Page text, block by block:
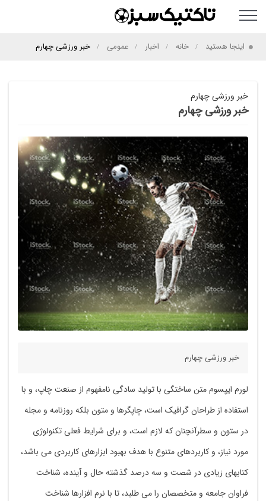
اینجا هستید خانه اخبار عمومی خبر ورزشی چهارم
خبر ورزشی چهارم
خبر ورزشی چهارم
خبر ورزشی چهارم
لورم ایپسوم متن ساختگی با تولید سادگی نامفهوم از صنعت چاپ، و با
استفاده از طراحان گرافیک است، چاپگرها و متون بلکه روزنامه و مجله
در ستون و سطرآنچنان که لازم است، و برای شرایط فعلی تکنولوژی
مورد نیاز، و کاربردهای متنوع با هدف بهبود ابزارهای کاربردی می باشد،
کتابهای زیادی در شصت و سه درصد گذشته حال و آینده، شناخت
فراوان جامعه و متخصصان را می طلبد، تا با نرم افزارها شناخت